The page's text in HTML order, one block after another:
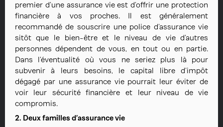
premier d’une assurance vie est d’offrir une protection
financière à vos proches. Il est généralement
recommandé de souscrire une police d’assurance vie
sitôt que le bien-être et le niveau de vie d’autres
personnes dépendent de vous, en tout ou en partie.
Dans l’éventualité où vous ne seriez plus là pour
subvenir à leurs besoins, le capital libre d’impôt
dégagé par une assurance vie pourrait leur éviter de
voir leur sécurité financière et leur niveau de vie
compromis.
2. Deux familles d’assurance vie